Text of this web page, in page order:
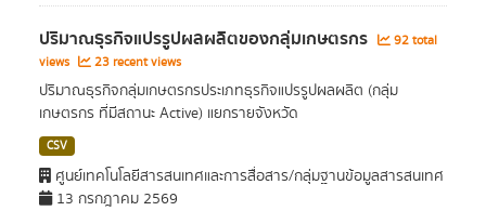
ปริมาณธุรกิจแปรรูปผลผลิตของกลุ่มเกษตรกร
92 total
views
23 recent views
ปริมาณธุรกิจกลุ่มเกษตรกรประเภทธุรกิจแปรรูปผลผลิต (กลุ่ม
เกษตรกร ที่มีสถานะ Active) แยกรายจังหวัด
CSV
ศูนย์เทคโนโลยีสารสนเทศและการสื่อสาร/กลุ่มฐานข้อมูลสารสนเทศ
13 กรกฎาคม 2569